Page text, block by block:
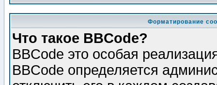
Форматирование
Что такое BBCode?
BBCode это особая
BBCode определяется